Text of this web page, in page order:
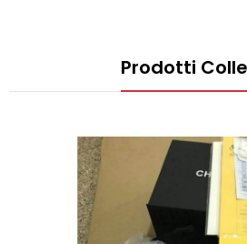
Prodotti